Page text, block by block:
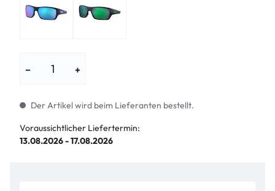
− +
Der Artikel wird beim Lieferanten bestellt.
Voraussichtlicher Liefertermin:
13.08.2026 - 17.08.2026